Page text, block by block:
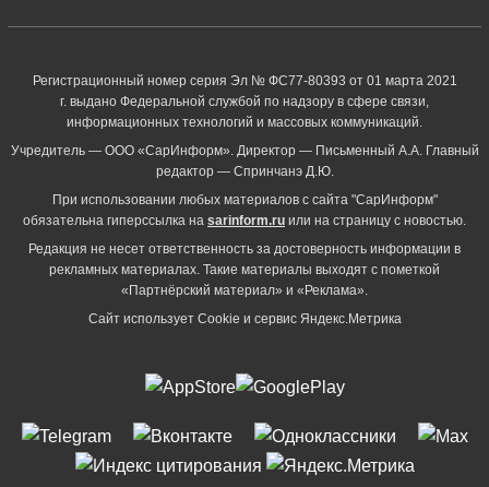
Регистрационный номер серия Эл № ФС77-80393 от 01 марта 2021
г. выдано Федеральной службой по надзору в сфере связи,
информационных технологий и массовых коммуникаций.
Учредитель — ООО «СарИнформ». Директор — Письменный А.А. Главный
редактор — Спринчанэ Д.Ю.
При использовании любых материалов с сайта "СарИнформ"
обязательна гиперссылка на sarinform.ru или на страницу с новостью.
Редакция не несет ответственность за достоверность информации в
рекламных материалах. Такие материалы выходят с пометкой
«Партнёрский материал» и «Реклама».
Сайт использует Cookie и сервиc Яндекс.Метрика